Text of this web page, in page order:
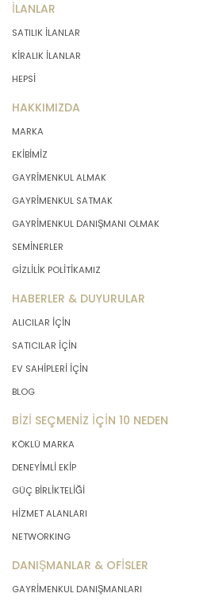
İLANLAR
SATILIK İLANLAR
KİRALIK İLANLAR
HEPSİ
HAKKIMIZDA
MARKA
EKİBİMİZ
GAYRİMENKUL ALMAK
GAYRİMENKUL SATMAK
GAYRİMENKUL DANIŞMANI OLMAK
SEMİNERLER
GİZLİLİK POLİTİKAMIZ
HABERLER & DUYURULAR
ALICILAR İÇİN
SATICILAR İÇİN
EV SAHİPLERİ İÇİN
BLOG
BİZİ SEÇMENİZ İÇİN 10 NEDEN
KÖKLÜ MARKA
DENEYİMLİ EKİP
GÜÇ BİRLİKTELİĞİ
HİZMET ALANLARI
NETWORKING
DANIŞMANLAR & OFİSLER
GAYRİMENKUL DANIŞMANLARI